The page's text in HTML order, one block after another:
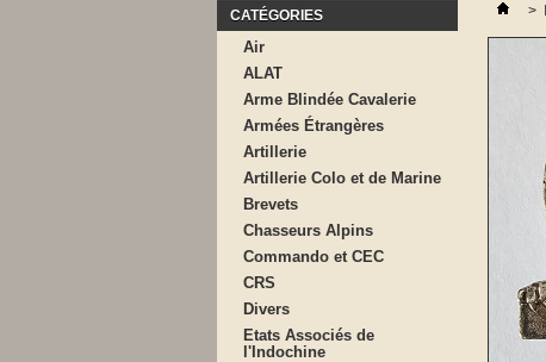
CATÉGORIES
Air
ALAT
Arme Blindée Cavalerie
Armées Étrangères
Artillerie
Artillerie Colo et de Marine
Brevets
Chasseurs Alpins
Commando et CEC
CRS
Divers
Etats Associés de
l'Indochine
>